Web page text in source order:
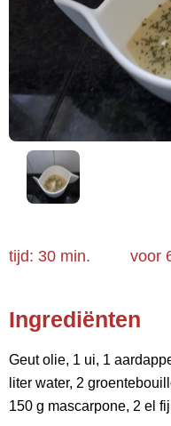
tijd: 30 min. voor
Ingrediënten
Geut olie, 1 ui, 1
liter water, 2
150 g mascarpone, 2 el